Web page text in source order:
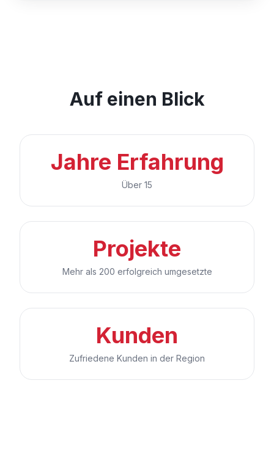
Auf einen Blick
Jahre Erfahrung
Über 15
Projekte
Mehr als 200 erfolgreich umgesetzte
Kunden
Zufriedene Kunden in der Region